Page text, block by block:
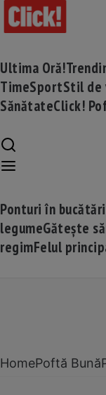
Ultima Oră!
TimeSportStil de
SănătateClick!
Ponturi în
legumeGătește
regimFelul
HomePoftă Bună